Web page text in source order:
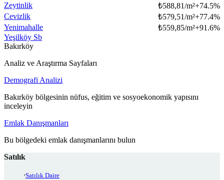
Zeytinlik
₺588,81/m²+74.5%
Cevizlik
₺579,51/m²+77.4%
Yenimahalle
₺559,85/m²+91.6%
Yeşilköy Sb
Bakırköy
Analiz ve Araştırma Sayfaları
Demografi Analizi
Bakırköy bölgesinin nüfus, eğitim ve sosyoekonomik yapısını
inceleyin
Emlak Danışmanları
Bu bölgedeki emlak danışmanlarını bulun
Satılık
Satılık Daire